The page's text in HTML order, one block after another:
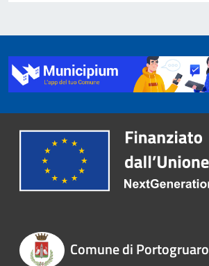
Comune di Portogruaro